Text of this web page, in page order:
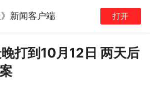
》新闻客户端 打开
打到10月12日 两天后